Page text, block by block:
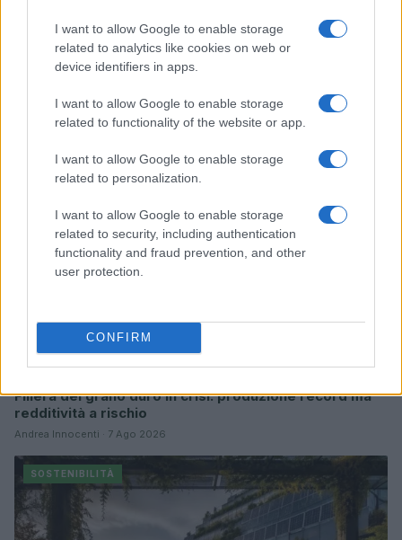
I want to allow Google to enable storage
related to analytics like cookies on web or
device identifiers in apps.
I want to allow Google to enable storage
related to functionality of the website or app.
I want to allow Google to enable storage
related to personalization.
I want to allow Google to enable storage
related to security, including authentication
functionality and fraud prevention, and other
user protection.
CONFIRM
Continua a leggere
Filiera del grano duro in crisi: produzione record ma
redditività a rischio
Andrea Innocenti · 7 Ago 2026
SOSTENIBILITÀ